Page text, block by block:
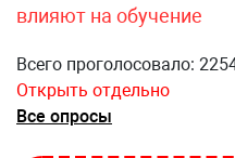
влияют на обучение
Всего проголосовало:
Открыть отдельно
Все опросы